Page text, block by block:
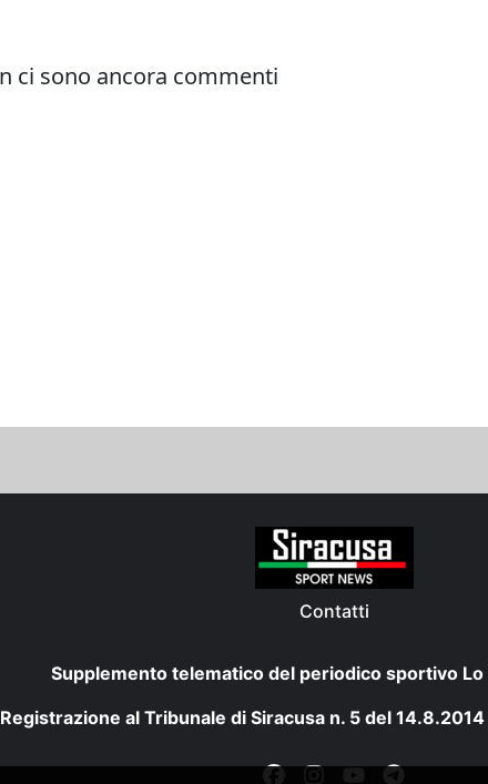
Contatti
Supplemento telematico del periodico sportivo
Registrazione al Tribunale di Siracusa n. 5 del